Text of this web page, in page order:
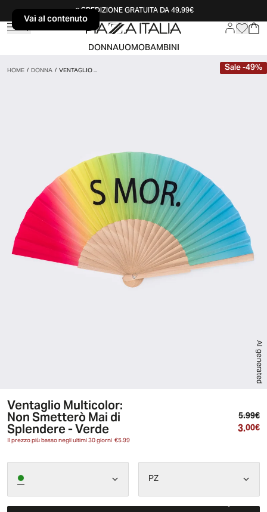
Vai al contenutoSPEDIZIONE GRATUITA DA 49,99€
DONNAUOMOBAMBINI
HOME/DONNA/VENTAGLIO ...
AI generated
Sale-49%
Ventaglio Multicolor:
Non Smetterò Mai di
Splendere - Verde
Il prezzo più basso negli ultimi 30 giorni€5.99
5.99€
3.00€
PZ
Vai al contenuto